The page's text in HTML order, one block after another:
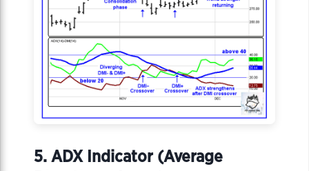
5. ADX Indicator (Average